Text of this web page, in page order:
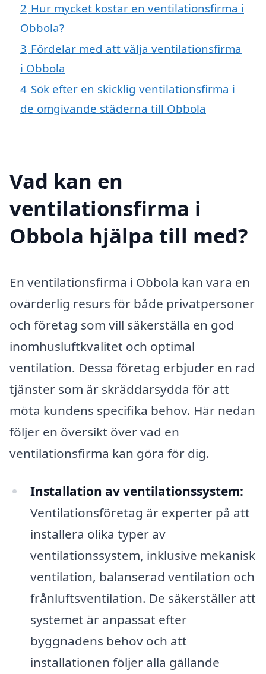
2 Hur mycket kostar en ventilationsfirma i
Obbola?
3 Fördelar med att välja ventilationsfirma
i Obbola
4 Sök efter en skicklig ventilationsfirma i
de omgivande städerna till Obbola
Vad kan en
ventilationsfirma i
Obbola hjälpa till med?
En ventilationsfirma i Obbola kan vara en
ovärderlig resurs för både privatpersoner
och företag som vill säkerställa en god
inomhusluftkvalitet och optimal
ventilation. Dessa företag erbjuder en rad
tjänster som är skräddarsydda för att
möta kundens specifika behov. Här nedan
följer en översikt över vad en
ventilationsfirma kan göra för dig.
Installation av ventilationssystem:
Ventilationsföretag är experter på att
installera olika typer av
ventilationssystem, inklusive mekanisk
ventilation, balanserad ventilation och
frånluftsventilation. De säkerställer att
systemet är anpassat efter
byggnadens behov och att
installationen följer alla gällande